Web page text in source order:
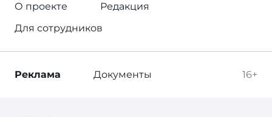
О проекте
Редакция
Для сотрудников
16+
Реклама Документы